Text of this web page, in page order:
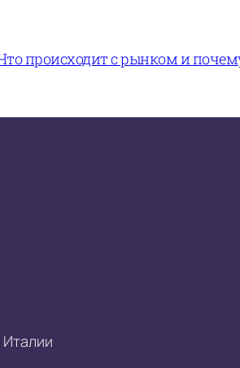
происходит с рынком и